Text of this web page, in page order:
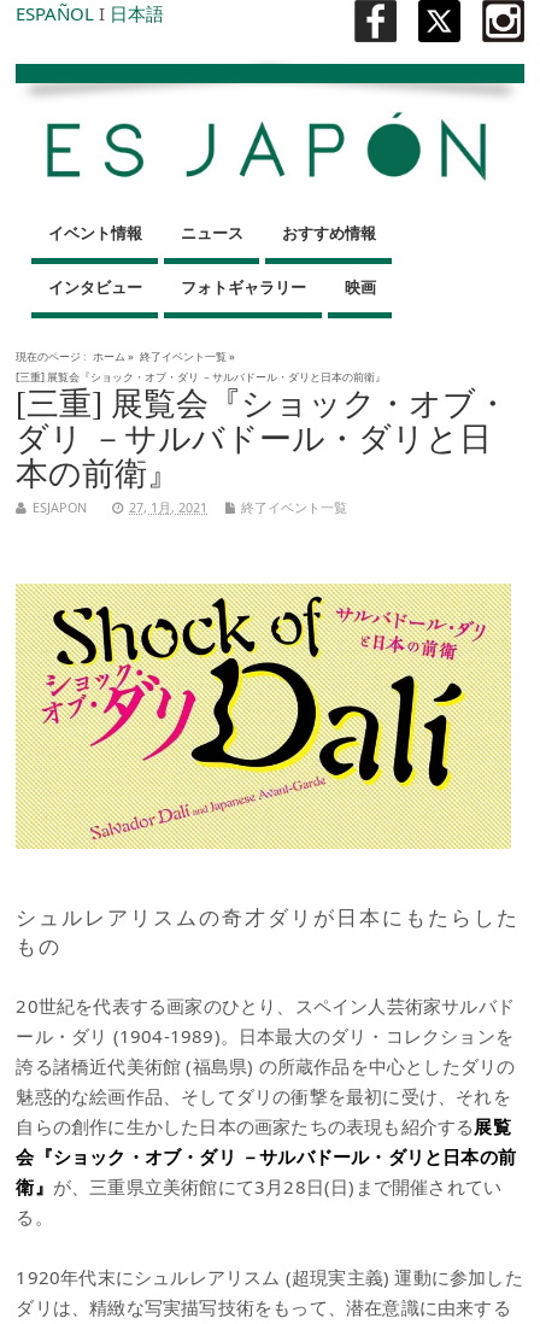
ESPAÑOL I 日本語
イベント情報 ニュース おすすめ情報
インタビュー フォトギャラリー 映画
現在のページ : ホーム » 終了イベント一覧»
[三重] 展覧会『ショック・オブ・ダリ －サルバドール・ダリと日本の前衛』
[三重] 展覧会『ショック・オブ・
ダリ －サルバドール・ダリと日
本の前衛』
ESJAPON 27, 1月, 2021 終了イベント一覧
シュルレアリスムの奇才ダリが日本にもたらした
もの
20世紀を代表する画家のひとり、スペイン人芸術家サルバド
ール・ダリ (1904-1989)。日本最大のダリ・コレクションを
誇る諸橋近代美術館 (福島県) の所蔵作品を中心としたダリの
魅惑的な絵画作品、そしてダリの衝撃を最初に受け、それを
自らの創作に生かした日本の画家たちの表現も紹介する 展覧
会『ショック・オブ・ダリ －サルバドール・ダリと日本の前
衛』 が、三重県立美術館にて3月28日(日)まで開催されてい
る。
1920年代末にシュルレアリスム (超現実主義) 運動に参加した
ダリは、精緻な写実描写技術をもって、潜在意識に由来する